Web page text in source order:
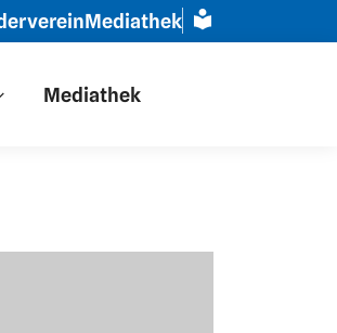
russische Brille geschaut“ |
Mediathek
Mediathek